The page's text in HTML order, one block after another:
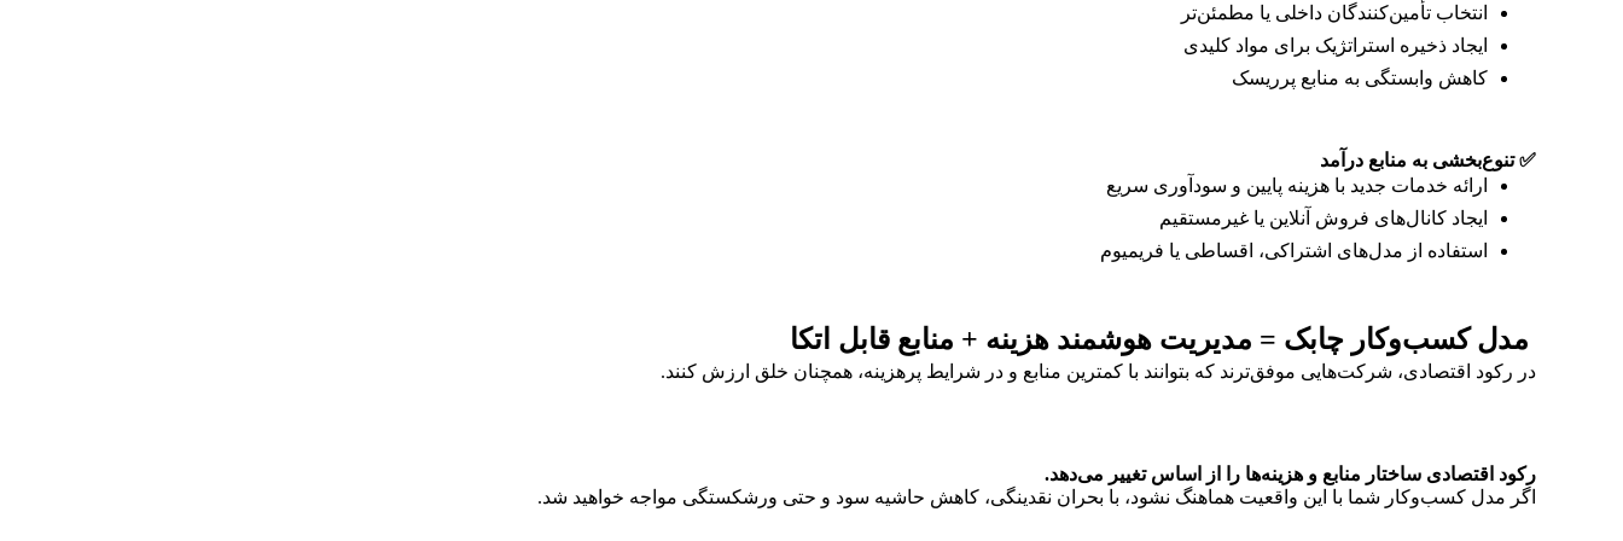
انتخاب تأمین‌کنندگان داخلی یا مطمئن‌تر
ایجاد ذخیره استراتژیک برای مواد کلیدی
کاهش وابستگی به منابع پرریسک
✅ تنوع‌بخشی به منابع درآمد
ارائه خدمات جدید با هزینه‌ پایین و سودآوری سریع
ایجاد کانال‌های فروش آنلاین یا غیرمستقیم
استفاده از مدل‌های اشتراکی، اقساطی یا فریمیوم
مدل کسب‌وکار چابک = مدیریت هوشمند هزینه + منابع قابل اتکا
در رکود اقتصادی، شرکت‌هایی موفق‌ترند که بتوانند با کمترین منابع و در شرایط پرهزینه، همچنان خلق ارزش کنند.
رکود اقتصادی ساختار منابع و هزینه‌ها را از اساس تغییر می‌دهد.
اگر مدل کسب‌وکار شما با این واقعیت هماهنگ نشود، با بحران نقدینگی، کاهش حاشیه سود و حتی ورشکستگی مواجه خواهید شد.